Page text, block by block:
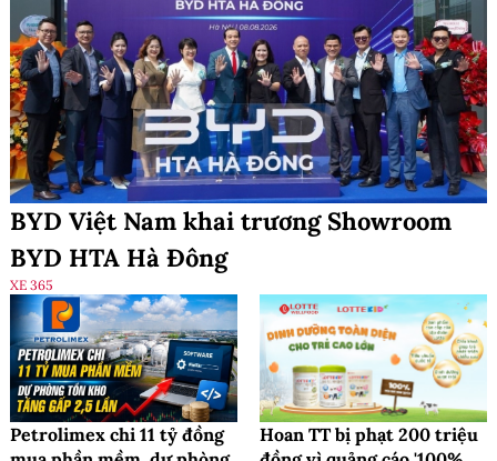
BYD Việt Nam khai trương Showroom
BYD HTA Hà Đông
XE 365
Petrolimex chi 11 tỷ đồng
Hoan TT bị phạt 200 triệu